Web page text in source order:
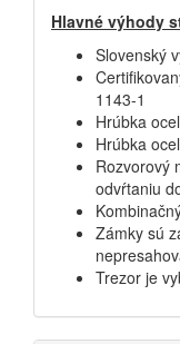
Hlavné výhody
Slovenský
1143-1
Hrúbka
Hrúbka
Rozvorový
odvŕtaniu
Zámky sú
Trezor je